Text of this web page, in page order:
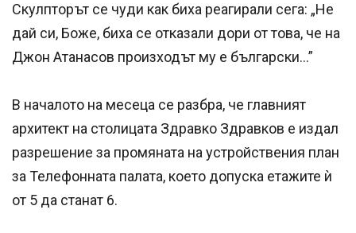
Скулпторът се чуди как биха реагирали сега: „Не
дай си, Боже, биха се отказали дори от това, че на
Джон Атанасов произходът му е български…”
В началото на месеца се разбра, че главният
архитект на столицата Здравко Здравков е издал
разрешение за промяната на устройствения план
за Телефонната палата, което допуска етажите ѝ
от 5 да станат 6.